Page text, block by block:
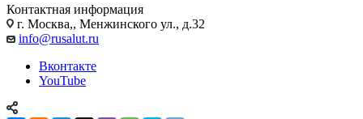
Контактная информация
г. Москва,, Менжинского ул., д.32
info@rusalut.ru
Вконтакте
YouTube